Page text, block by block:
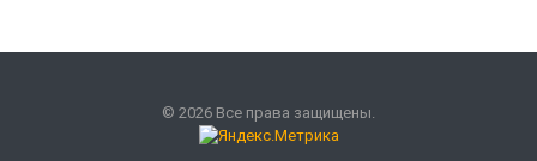
© 2026 Все права защищены.